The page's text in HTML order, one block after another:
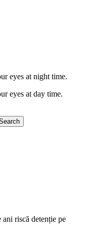
eyes at night time.
eyes at day time.
riscă detenție pe